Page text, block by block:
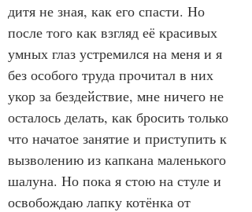
дитя не зная, как его спасти. Но
после того как взгляд её красивых
умных глаз устремился на меня и я
без особого труда прочитал в них
укор за бездействие, мне ничего не
осталось делать, как бросить только
что начатое занятие и приступить к
вызволению из капкана маленького
шалуна. Но пока я стою на стуле и
освобождаю лапку котёнка от